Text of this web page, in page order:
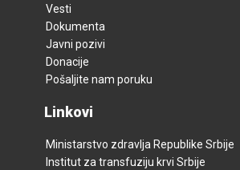
Vesti
Dokumenta
Javni pozivi
Donacije
Pošaljite nam poruku
Linkovi
Ministarstvo zdravlja Republike Srbije
Institut za transfuziju krvi Srbije